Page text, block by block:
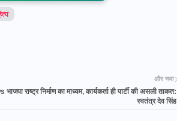
और नया
राष्ट्र निर्माण का माध्यम, कार्यकर्ता ही पार्टी की असली ताकत:
स्वतंत्र देव सिंह